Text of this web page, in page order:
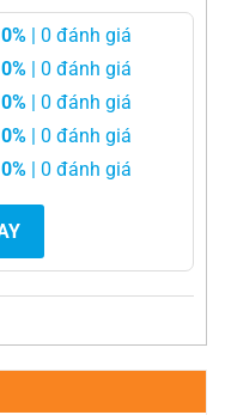
0% | 0 đánh giá
0% | 0 đánh giá
0% | 0 đánh giá
0% | 0 đánh giá
0% | 0 đánh giá